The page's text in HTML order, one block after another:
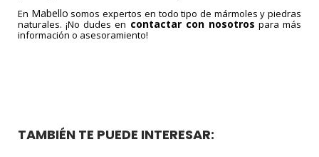
En Mabello somos expertos en todo tipo de mármoles y piedras
naturales. ¡No dudes en contactar con nosotros para más
información o asesoramiento!
TAMBIÉN TE PUEDE INTERESAR: